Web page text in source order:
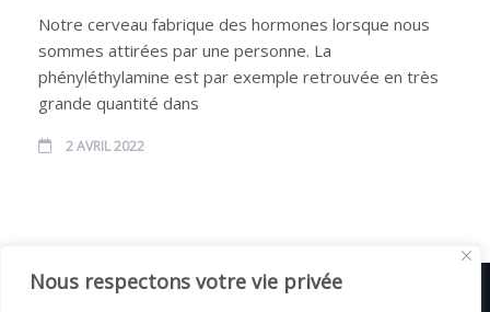
Nous respectons votre vie privée
Notre cerveau fabrique des hormones lorsque nous
sommes attirées par une personne. La
phényléthylamine est par exemple retrouvée en très
grande quantité dans
2 AVRIL 2022